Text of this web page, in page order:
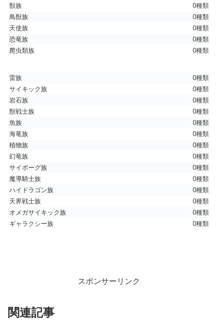
獣族
0種類
鳥獣族
0種類
天使族
0種類
恐竜族
0種類
爬虫類族
0種類
雷族
0種類
サイキック族
0種類
岩石族
0種類
獣戦士族
0種類
魚族
0種類
海竜族
0種類
植物族
0種類
幻竜族
0種類
サイボーグ族
0種類
魔導騎士族
0種類
ハイドラゴン族
0種類
天界戦士族
0種類
オメガサイキック族
0種類
ギャラクシー族
0種類
スポンサーリンク
関連記事